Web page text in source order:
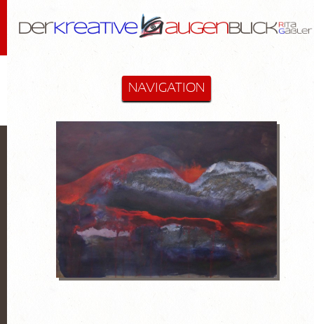
NAVIGATION
MALEREI & MEHR
Cactus-Objekte
Lanzarote
Diverse
Hommage an Bloßfeldt